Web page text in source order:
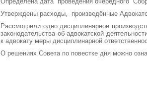
Утверждены расходы, произведённые
Рассмотрели одно дисциплинарное
законодательства об адвокатской
к адвокату меры дисциплинарной
О решениях Совета по повестке дня можно